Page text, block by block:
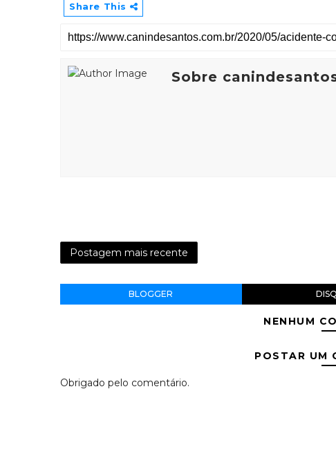
Share This
Sobre
Postagem mais recente
BLOGGER
NENHUM
POSTAR UM
Obrigado pelo comentário.